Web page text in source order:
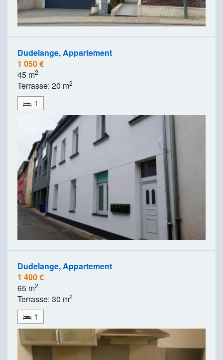
Dudelange, Appartement
1 050 €
45 m2
Terrasse: 20 m2
1
Dudelange, Appartement
1 400 €
65 m2
Terrasse: 30 m2
1